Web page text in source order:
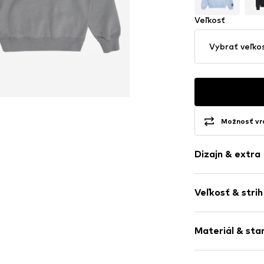
Veľkosť
Vybrať
Možnosť
Dizajn & extra
Teplákovina
S kapucňou
Výšivka
Veľkosť & strih
Dĺžka:
Strih:
Materiál &